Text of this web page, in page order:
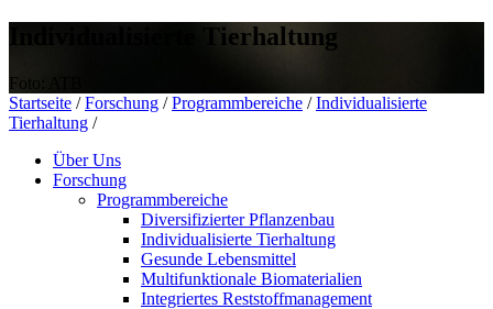
Individualisierte Tierhaltung
Foto: ATB
Startseite / Forschung / Programmbereiche / Individualisierte
Tierhaltung /
Über Uns
Forschung
Programmbereiche
Diversifizierter Pflanzenbau
Individualisierte Tierhaltung
Gesunde Lebensmittel
Multifunktionale Biomaterialien
Integriertes Reststoffmanagement